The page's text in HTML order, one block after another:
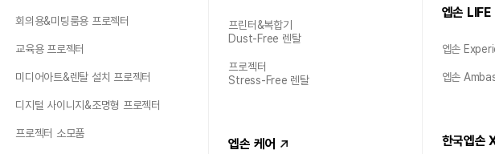
회의용&미팅룸용 프로젝터
교육용 프로젝터
미디어아트&렌탈 설치 프로젝터
디지털 사이니지&조명형 프로젝터
프로젝터 소모품
프린터&복합기
Dust-Free 렌탈
프로젝터
Stress-Free 렌탈
엡손 케어
엡손 LIFE
엡손
엡손
한국엡손